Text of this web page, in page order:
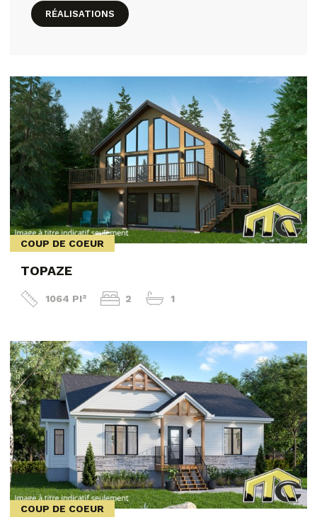
RÉALISATIONS
COUP DE COEUR
TOPAZE
1064 PI² 2 1
COUP DE COEUR